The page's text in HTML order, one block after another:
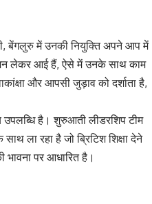
बेंगलुरु में उनकी नियुक्ति अपने आप में
लेकर आई हैं, ऐसे में उनके साथ काम
और आपसी जुड़ाव को दर्शाता है,
है। शुरुआती लीडरशिप टीम
ला रहा है जो ब्रिटिश शिक्षा देने
भावना पर आधारित है।